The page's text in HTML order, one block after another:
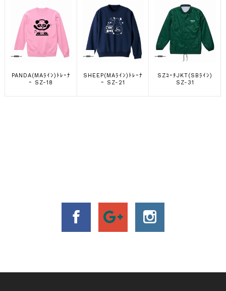
PANDA(MAﾗｲﾝ)ﾄﾚｰﾅ
ｰ SZ-18
SHEEP(MAﾗｲﾝ)ﾄﾚｰﾅ
ｰ SZ-21
SZｺｰﾁJKT(SBﾗｲﾝ)
SZ-31